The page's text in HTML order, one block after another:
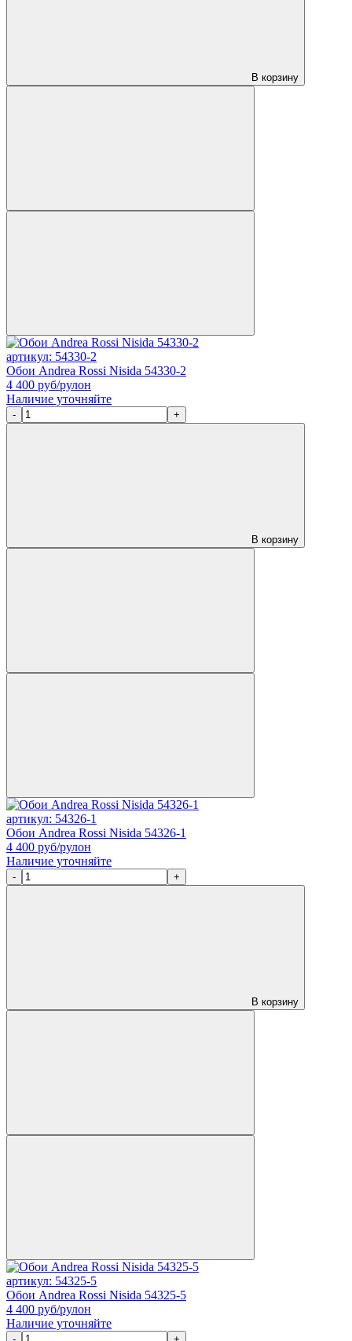
В корзину
артикул: 54330-2
Обои Andrea Rossi Nisida 54330-2
4 400 руб/рулон
Наличие уточняйте
- +
В корзину
артикул: 54326-1
Обои Andrea Rossi Nisida 54326-1
4 400 руб/рулон
Наличие уточняйте
- +
В корзину
артикул: 54325-5
Обои Andrea Rossi Nisida 54325-5
4 400 руб/рулон
Наличие уточняйте